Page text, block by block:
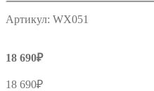
Артикул: WX051
18 690₽
18 690₽